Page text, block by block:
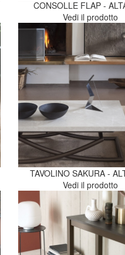
CONSOLLE FLAP -
Vedi il prodotto
TAVOLINO SAKURA -
Vedi il prodotto